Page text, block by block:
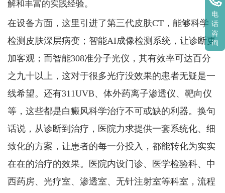
解和丰富的实践经验。
在设备方面，这里引进了第三代皮肤CT，能够科学
检测皮肤深层病变；智能AI成像检测系统，让诊断更
加客观；而智能308准分子光仪，其有效率可达百分
之九十以上，这对于很多光疗没效果的患者无疑是一
线希望。还有311UVB、体外药离子渗透仪、靶向仪
等，这些都是白癜风科学治疗不可或缺的利器。换句
话说，从诊断到治疗，医院力求提供一套系统化、细
致化的方案，让患者的每一分投入，都能转化为实实
在在的治疗的效果。医院内设门诊、医学检验科、中
西药房、光疗室、渗透室、无针注射室等科室，流程
电
话
咨
询